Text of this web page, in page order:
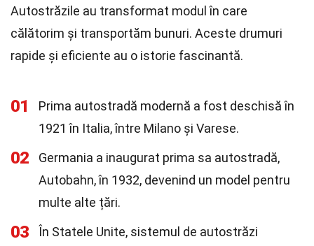
Autostrăzile au transformat modul în care
călătorim și transportăm bunuri. Aceste drumuri
rapide și eficiente au o istorie fascinantă.
01
Prima autostradă modernă a fost deschisă în
1921 în Italia, între Milano și Varese.
02
Germania a inaugurat prima sa autostradă,
Autobahn, în 1932, devenind un model pentru
multe alte țări.
03
În Statele Unite, sistemul de autostrăzi